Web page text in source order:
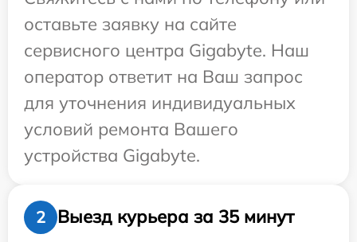
оставьте заявку на сайте
сервисного центра Gigabyte. Наш
оператор ответит на Ваш запрос
для уточнения индивидуальных
условий ремонта Вашего
устройства Gigabyte.
2
Выезд курьера за 35 минут